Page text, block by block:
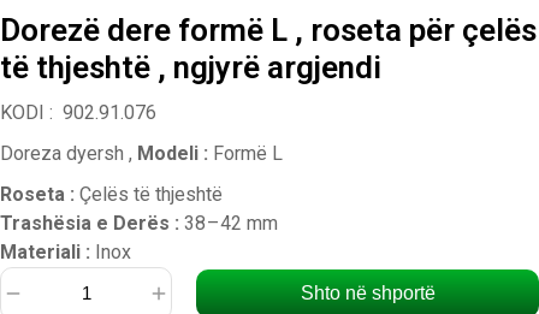
Dorezë dere formë L , roseta për çelës
të thjeshtë , ngjyrë argjendi
KODI : 902.91.076
Doreza dyersh , Modeli : Formë L
Roseta : Çelës të thjeshtë
Trashësia e Derës : 38 – 42 mm
Materiali : Inox
Shto në shportë